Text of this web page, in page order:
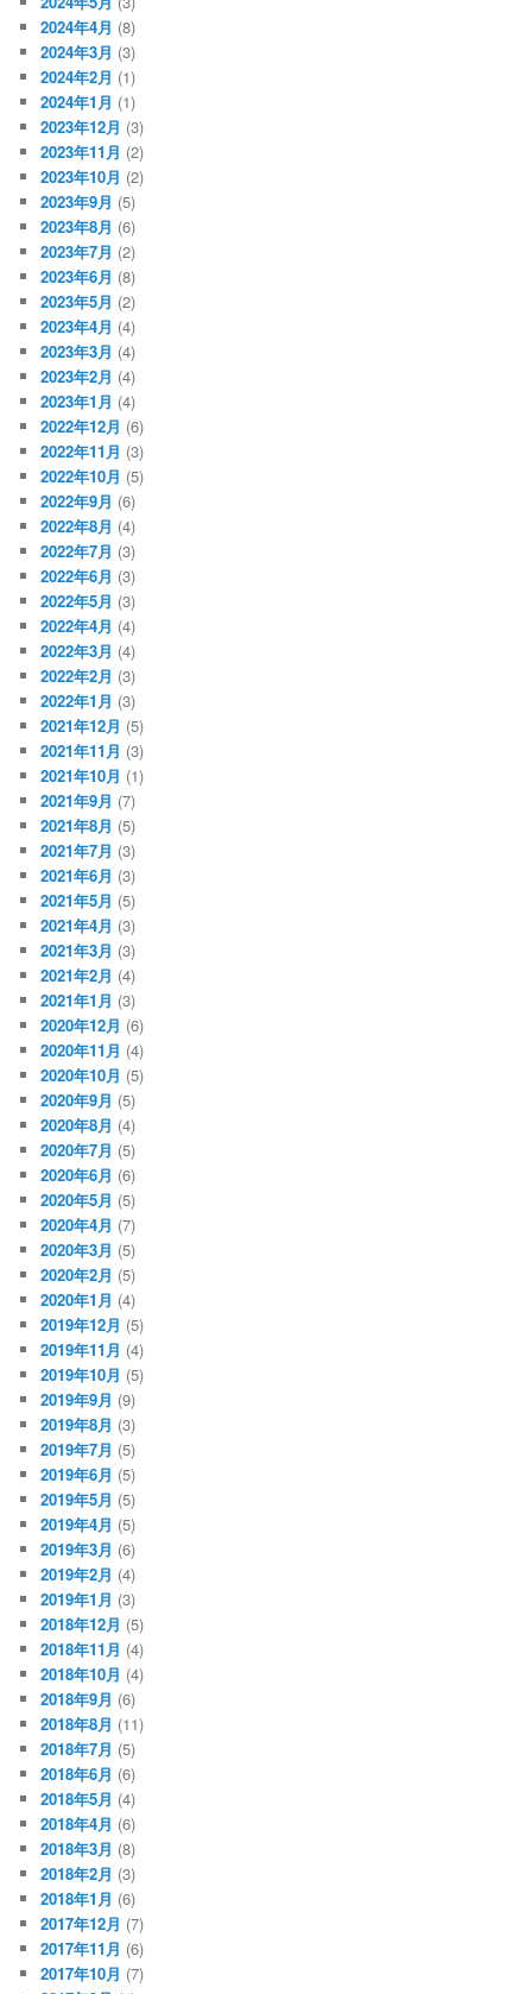
2024年4月 (8)
2024年3月 (3)
2024年2月 (1)
2024年1月 (1)
2023年12月 (3)
2023年11月 (2)
2023年10月 (2)
2023年9月 (5)
2023年8月 (6)
2023年7月 (2)
2023年6月 (8)
2023年5月 (2)
2023年4月 (4)
2023年3月 (4)
2023年2月 (4)
2023年1月 (4)
2022年12月 (6)
2022年11月 (3)
2022年10月 (5)
2022年9月 (6)
2022年8月 (4)
2022年7月 (3)
2022年6月 (3)
2022年5月 (3)
2022年4月 (4)
2022年3月 (4)
2022年2月 (3)
2022年1月 (3)
2021年12月 (5)
2021年11月 (3)
2021年10月 (1)
2021年9月 (7)
2021年8月 (5)
2021年7月 (3)
2021年6月 (3)
2021年5月 (5)
2021年4月 (3)
2021年3月 (3)
2021年2月 (4)
2021年1月 (3)
2020年12月 (6)
2020年11月 (4)
2020年10月 (5)
2020年9月 (5)
2020年8月 (4)
2020年7月 (5)
2020年6月 (6)
2020年5月 (5)
2020年4月 (7)
2020年3月 (5)
2020年2月 (5)
2020年1月 (4)
2019年12月 (5)
2019年11月 (4)
2019年10月 (5)
2019年9月 (9)
2019年8月 (3)
2019年7月 (5)
2019年6月 (5)
2019年5月 (5)
2019年4月 (5)
2019年3月 (6)
2019年2月 (4)
2019年1月 (3)
2018年12月 (5)
2018年11月 (4)
2018年10月 (4)
2018年9月 (6)
2018年8月 (11)
2018年7月 (5)
2018年6月 (6)
2018年5月 (4)
2018年4月 (6)
2018年3月 (8)
2018年2月 (3)
2018年1月 (6)
2017年12月 (7)
2017年11月 (6)
2017年10月 (7)